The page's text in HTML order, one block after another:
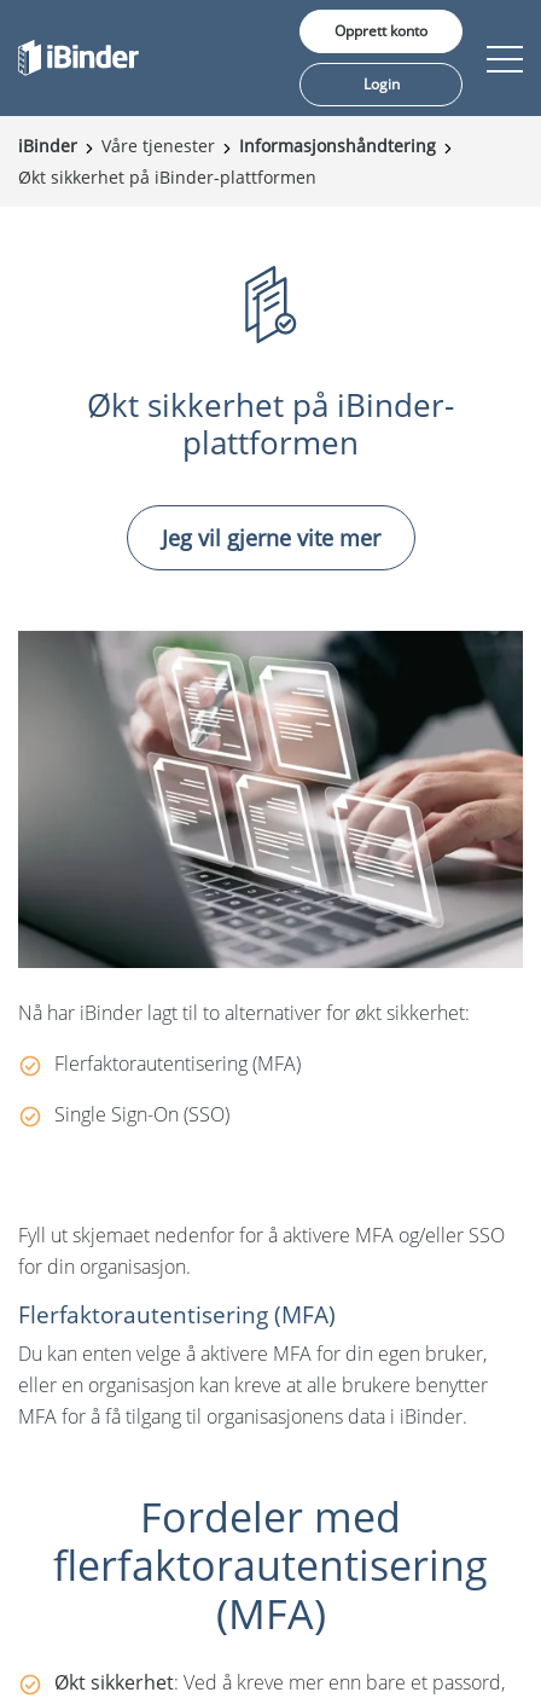
Våre tjenester
Om oss
Svenska
Dansk
Nederlands
Polski
Suomi
United States
Spansk
Opprett konto
Login
iBinder Våre tjenester
Informasjonshåndtering
Økt sikkerhet på iBinder-plattformen
Økt sikkerhet på iBinder-
plattformen
Jeg vil gjerne vite mer
Nå har iBinder lagt til to alternativer for økt sikkerhet:
Flerfaktorautentisering (MFA)
Single Sign-On (SSO)
Fyll ut skjemaet nedenfor for å aktivere MFA og/eller SSO
for din organisasjon.
Flerfaktorautentisering (MFA)
Du kan enten velge å aktivere MFA for din egen bruker,
eller en organisasjon kan kreve at alle brukere benytter
MFA for å få tilgang til organisasjonens data i iBinder.
Fordeler med
flerfaktorautentisering
(MFA)
Økt sikkerhet: Ved å kreve mer enn bare et passord,